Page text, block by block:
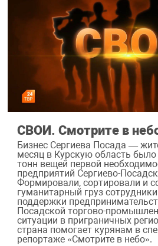
СВОИ. Смотрите в
Бизнес Сергиева Посада —
месяц в Курскую область было
тонн вещей первой
предприятий Сергиево-
Формировали, сортировали и
гуманитарный груз
поддержки
Посадской торгово-
ситуации в приграничных
страна помогает курянам в
репортаже «Смотрите в небо».